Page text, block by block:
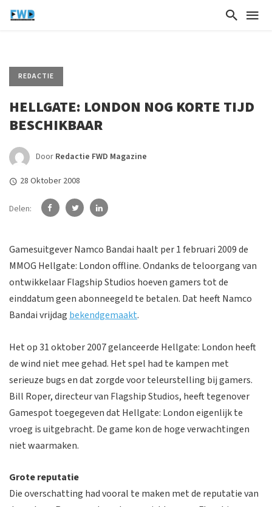
REDACTIE
HELLGATE: LONDON NOG KORTE TIJD
BESCHIKBAAR
Door Redactie FWD Magazine
28 Oktober 2008
Delen:
Gamesuitgever Namco Bandai haalt per 1 februari 2009 de
MMOG Hellgate: London offline. Ondanks de teloorgang van
ontwikkelaar Flagship Studios hoeven gamers tot de
einddatum geen abonneegeld te betalen. Dat heeft Namco
Bandai vrijdag bekendgemaakt.
Het op 31 oktober 2007 gelanceerde Hellgate: London heeft
de wind niet mee gehad. Het spel had te kampen met
serieuze bugs en dat zorgde voor teleurstelling bij gamers.
Bill Roper, directeur van Flagship Studios, heeft tegenover
Gamespot toegegeven dat Hellgate: London eigenlijk te
vroeg is uitgebracht. De game kon de hoge verwachtingen
niet waarmaken.
Grote reputatie
Die overschatting had vooral te maken met de reputatie van